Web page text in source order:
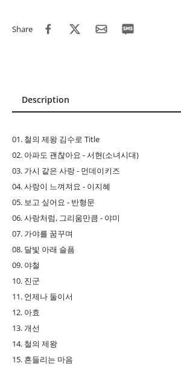
Share
Description
Reviews (0)
01. 철의 제왕 김수로 Title
02. 아파도 괜찮아요 - 서현(소녀시대)
03. 가시 같은 사랑 - 먼데이키즈
04. 사랑이 느껴져요 - 이지혜
05. 보고 싶어요 - 반형문
06. 사랑처럼, 그리움만큼 - 야미
07. 가야를 꿈꾸며
08. 달빛 아래 슬픔
09. 야철
10. 진군
11. 언제나 둘이서
12. 아효
13. 개선
14. 철의 제왕
15. 흔들리는 마음